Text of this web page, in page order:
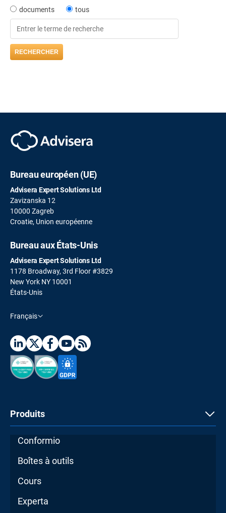
documents tous
Bureau européen (UE)
Advisera Expert Solutions Ltd
Zavizanska 12
10000 Zagreb
Croatie, Union européenne
Bureau aux États-Unis
Advisera Expert Solutions Ltd
1178 Broadway, 3rd Floor #3829
New York NY 10001
États-Unis
Français
Produits
Conformio
Boîtes à outils
Cours
Experta